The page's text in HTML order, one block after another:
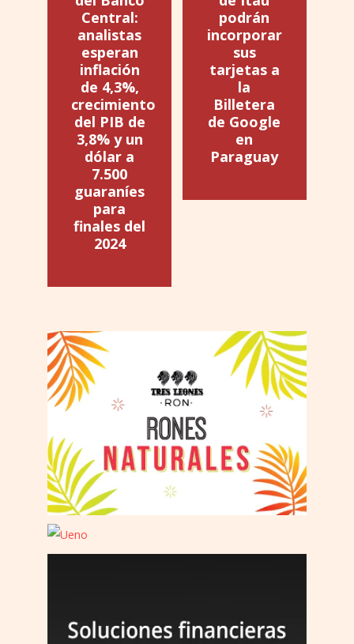
Central:
analistas
esperan
inflación
de 4,3%,
crecimiento
del PIB de
3,8% y un
dólar a
7.500
guaraníes
para
finales del
2024
podrán
incorporar
sus
tarjetas a
la
Billetera
de Google
en
Paraguay